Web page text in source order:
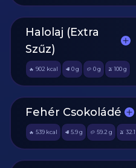
Halolaj (Extra
Szűz)
🔥 902 kcal 🥩 0g 🥔 0 g 🫒 100g
Fehér Csokoládé
🔥 539 kcal 🥩 5.9g 🥔 59.2 g 🫒 32.1